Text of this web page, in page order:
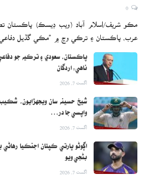
مڪو شريف/اسلام آباد (ويب ڊيسڪ) پاڪستان
عرب، پاڪستان ۽ ترڪي وچ ۾ ”مڪي گڏيل
پاڪستان، سعودي ۽ ترڪيه جو
ناهي: اردگان
اگست 7, 2026
شيخ حسينه سان ويجهڙايون،
واپسي جا در…
اگست 7, 2026
اڳوڻو ڀارتي ڪپتان اجنڪيا
بڻجي ويو
اگست 7, 2026